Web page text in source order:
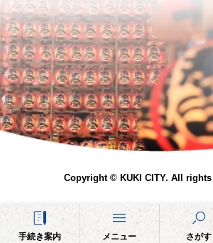
手続き案内 メニュー さがす
Copyright © KUKI CITY. All rights